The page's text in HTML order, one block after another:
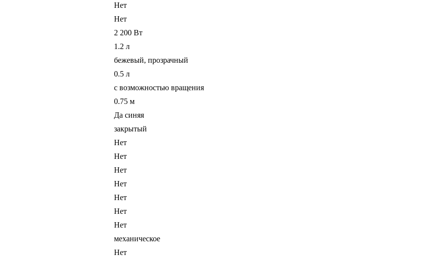
Нет
Нет
2 200 Вт
1.2 л
бежевый, прозрачный
0.5 л
с возможностью вращения
0.75 м
Да синяя
закрытый
Нет
Нет
Нет
Нет
Нет
Нет
Нет
механическое
Нет